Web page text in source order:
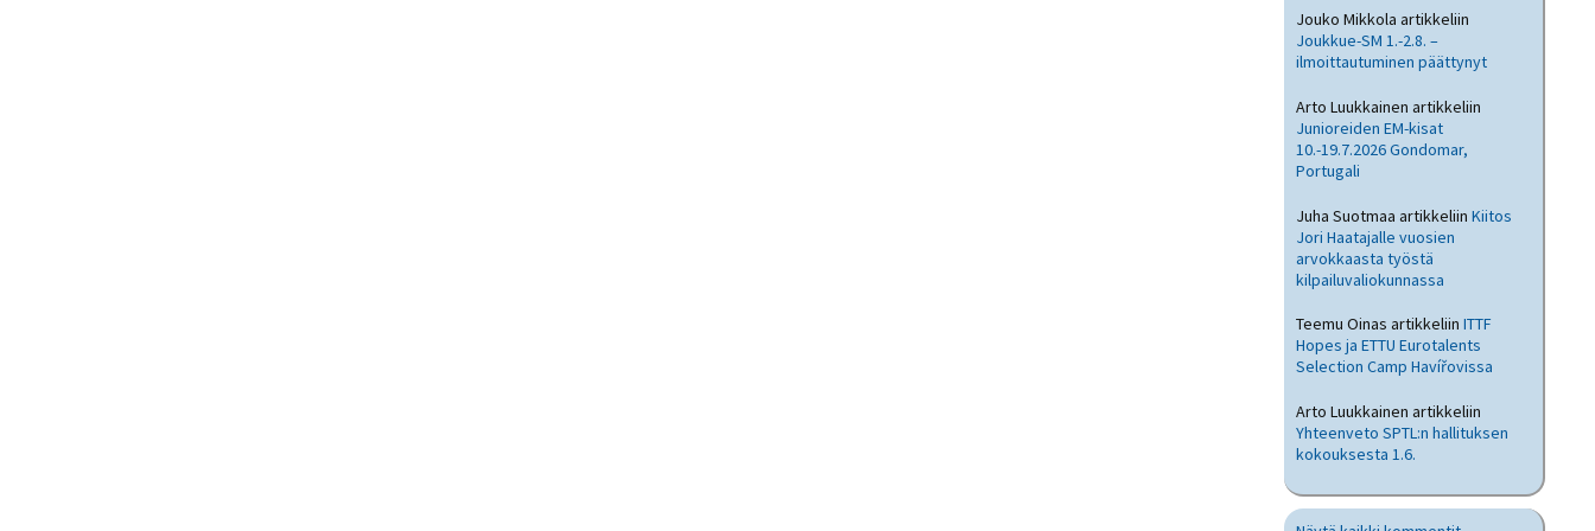
Jouko Mikkola artikkeliin
Joukkue-SM 1.-2.8. –
ilmoittautuminen päättynyt
Arto Luukkainen artikkeliin
Junioreiden EM-kisat
10.-19.7.2026 Gondomar,
Portugali
Juha Suotmaa artikkeliin Kiitos
Jori Haatajalle vuosien
arvokkaasta työstä
kilpailuvaliokunnassa
Teemu Oinas artikkeliin ITTF
Hopes ja ETTU Eurotalents
Selection Camp Havířovissa
Arto Luukkainen artikkeliin
Yhteenveto SPTL:n hallituksen
kokouksesta 1.6.